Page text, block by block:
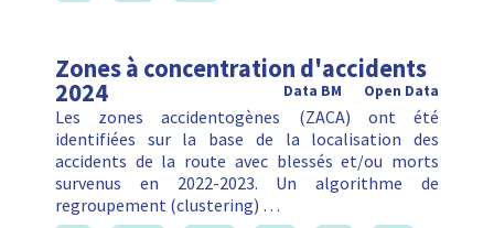
Zones à concentration d'accidents
2024 Open Data
Data BM
Les zones accidentogènes (ZACA) ont été
identifiées sur la base de la localisation des
accidents de la route avec blessés et/ou morts
survenus en 2022-2023. Un algorithme de
regroupement (clustering) …